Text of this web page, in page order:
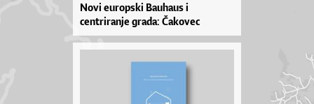
Novi europski Bauhaus i
centriranje grada: Čakovec